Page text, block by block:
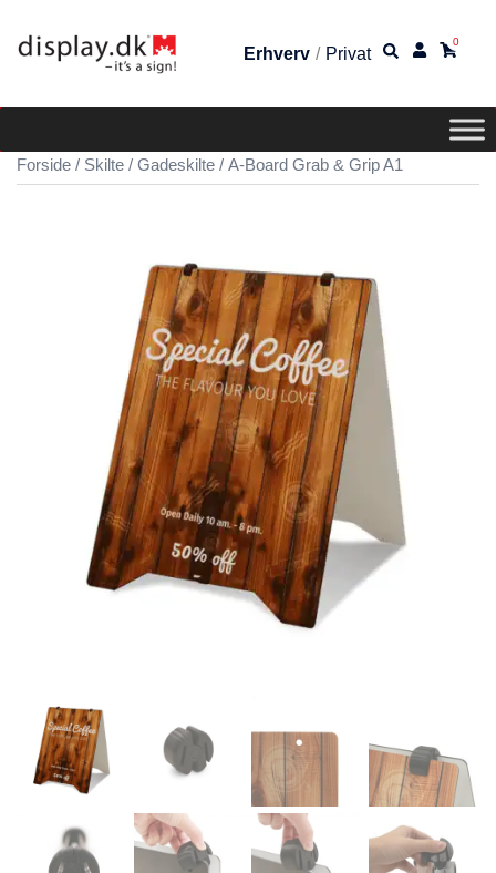
Erhverv / Privat
0
Forside / Skilte / Gadeskilte / A-Board Grab & Grip A1